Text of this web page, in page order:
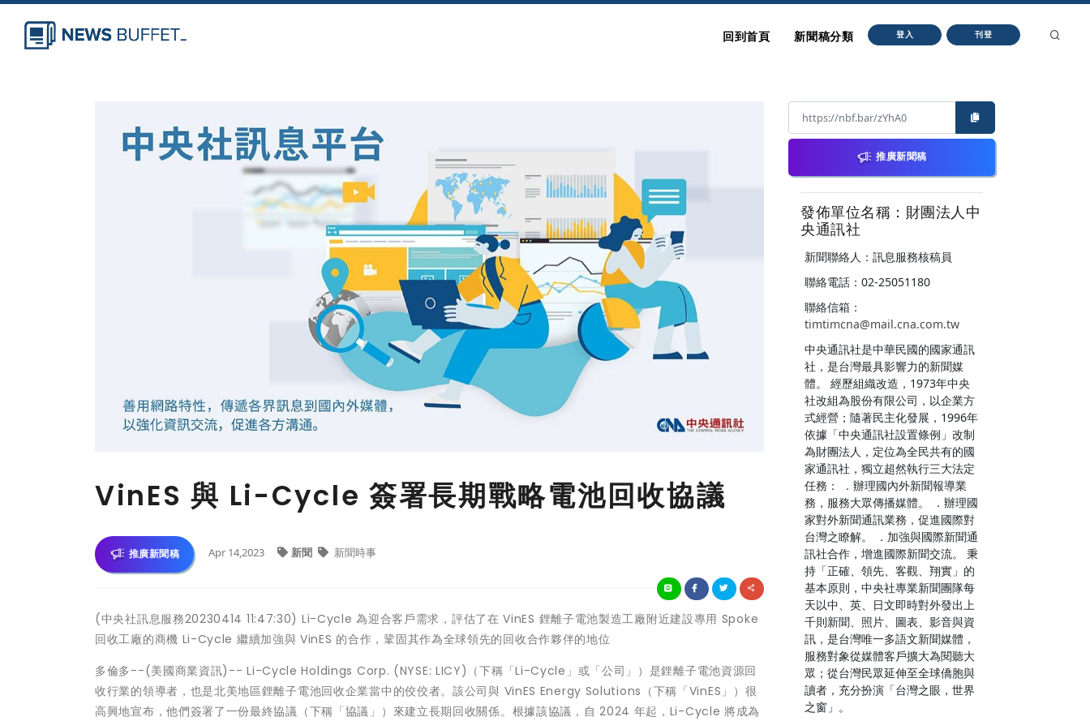
回到首頁 新聞稿分類 登入 刊登
VinES 與 Li-Cycle 簽署長期戰略電池回收協議
推廣新聞稿 Apr 14,2023 新聞 新聞時事
(中央社訊息服務20230414 11:47:30) Li-Cycle 為迎合客戶需求，評估了在 VinES 鋰離子電池製造工廠附近建設專用 Spoke
回收工廠的商機 Li-Cycle 繼續加強與 VinES 的合作，鞏固其作為全球領先的回收合作夥伴的地位
多倫多--(美國商業資訊)-- Li-Cycle Holdings Corp. (NYSE: LICY)（下稱「Li-Cycle」或「公司」）是鋰離子電池資源回
收行業的領導者，也是北美地區鋰離子電池回收企業當中的佼佼者。該公司與 VinES Energy Solutions（下稱「VinES」）很
高興地宣布，他們簽署了一份最終協議（下稱「協議」）來建立長期回收關係。根據該協議，自 2024 年起，Li-Cycle 將成為
推廣新聞稿
發佈單位名稱：財團法人中
央通訊社
新聞聯絡人：訊息服務核稿員
聯絡電話：02-25051180
聯絡信箱：
timtimcna@mail.cna.com.tw
中央通訊社是中華民國的國家通訊
社，是台灣最具影響力的新聞媒
體。 經歷組織改造，1973年中央
社改組為股份有限公司，以企業方
式經營；隨著民主化發展，1996年
依據「中央通訊社設置條例」改制
為財團法人，定位為全民共有的國
家通訊社，獨立超然執行三大法定
任務： ．辦理國內外新聞報導業
務，服務大眾傳播媒體。 ．辦理國
家對外新聞通訊業務，促進國際對
台灣之瞭解。 ．加強與國際新聞通
訊社合作，增進國際新聞交流。 秉
持「正確、領先、客觀、翔實」的
基本原則，中央社專業新聞團隊每
天以中、英、日文即時對外發出上
千則新聞、照片、圖表、影音與資
訊，是台灣唯一多語文新聞媒體，
服務對象從媒體客戶擴大為閱聽大
眾；從台灣民眾延伸至全球僑胞與
讀者，充分扮演「台灣之眼，世界
之窗」。